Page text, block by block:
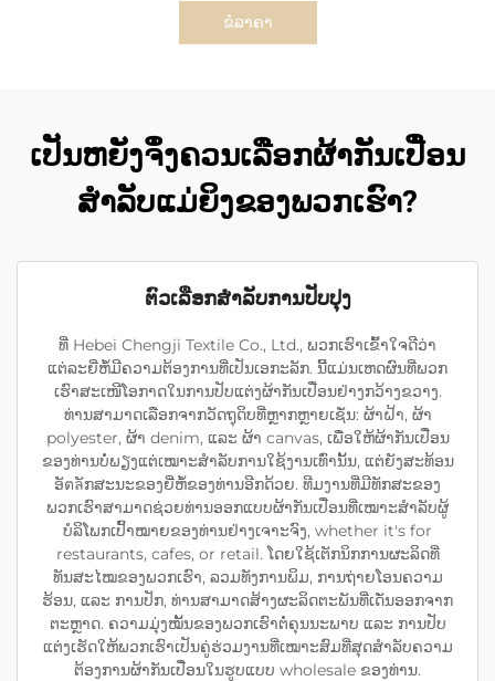
ຂໍລາຄາ
ເປັນຫຍັງຈຶ່ງຄວນເລືອກຜ້າກັນເປື່ອນ
ສຳລັບແມ່ຍິງຂອງພວກເຮົາ?
ຕົວເລືອກສໍາລັບການປັບປຸງ
ທີ່ Hebei Chengji Textile Co., Ltd., ພວກເຮົາເຂົ້າໃຈດີວ່າ
ແຕ່ລະຍີ່ຫໍ້ມີຄວາມຕ້ອງການທີ່ເປັນເອກະລັກ. ນີ້ແມ່ນເຫດຜົນທີ່ພວກ
ເຮົາສະເໜີໂອກາດໃນການປັບແຕ່ງຜ້າກັນເປື່ອນຢ່າງກວ້າງຂວາງ.
ທ່ານສາມາດເລືອກຈາກວັດຖຸດິບທີ່ຫຼາກຫຼາຍເຊັ່ນ: ຜ້າຝ້າ, ຜ້າ
polyester, ຜ້າ denim, ແລະ ຜ້າ canvas, ເພື່ອໃຫ້ຜ້າກັນເປື່ອນ
ຂອງທ່ານບໍ່ພຽງແຕ່ເໝາະສຳລັບການໃຊ້ງານເທົ່ານັ້ນ, ແຕ່ຍັງສະທ້ອນ
ອັตลັກສະນະຂອງຍີ່ຫໍ້ຂອງທ່ານອີກດ້ວຍ. ທີມງານທີ່ມີທັກສະຂອງ
ພວກເຮົາສາມາດຊ່ວຍທ່ານອອກແບບຜ້າກັນເປື່ອນທີ່ເໝາະສຳລັບຜູ້
ບໍລິໂພກເປົ້າໝາຍຂອງທ່ານຢ່າງເຈາະຈົງ, whether it's for
restaurants, cafes, or retail. ໂດຍໃຊ້ເຕັກນິກການຜະລິດທີ່
ທັນສະໄໝຂອງພວກເຮົາ, ລວມທັງການພິມ, ການຖ່າຍໂອນຄວາມ
ຮ້ອນ, ແລະ ການປັກ, ທ່ານສາມາດສ້າງຜະລິດຕະພັນທີ່ເດັ່ນອອກຈາກ
ຕະຫຼາດ. ຄວາມມຸ່ງໝັ້ນຂອງພວກເຮົາຕໍ່ຄຸນນະພາບ ແລະ ການປັບ
ແຕ່ງເຮັດໃຫ້ພວກເຮົາເປັນຄູ່ຮ່ວມງານທີ່ເໝາະສົມທີ່ສຸດສຳລັບຄວາມ
ຕ້ອງການຜ້າກັນເປື່ອນໃນຮູບແບບ wholesale ຂອງທ່ານ.